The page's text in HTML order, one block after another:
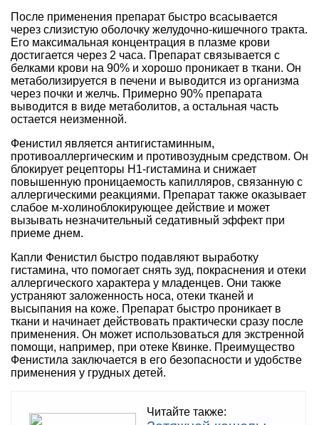
После применения препарат быстро всасывается
через слизистую оболочку желудочно-кишечного тракта.
Его максимальная концентрация в плазме крови
достигается через 2 часа. Препарат связывается с
белками крови на 90% и хорошо проникает в ткани. Он
метаболизируется в печени и выводится из организма
через почки и желчь. Примерно 90% препарата
выводится в виде метаболитов, а остальная часть
остается неизменной.
Фенистил является антигистаминным,
противоаллергическим и противозудным средством. Он
блокирует рецепторы Н1-гистамина и снижает
повышенную проницаемость капилляров, связанную с
аллергическими реакциями. Препарат также оказывает
слабое м-холиноблокирующее действие и может
вызывать незначительный седативный эффект при
приеме днем.
Капли Фенистил быстро подавляют выработку
гистамина, что помогает снять зуд, покраснения и отеки
аллергического характера у младенцев. Они также
устраняют заложенность носа, отеки тканей и
высыпания на коже. Препарат быстро проникает в
ткани и начинает действовать практически сразу после
применения. Он может использоваться для экстренной
помощи, например, при отеке Квинке. Преимущество
Фенистила заключается в его безопасности и удобстве
применения у грудных детей.
Читайте также: